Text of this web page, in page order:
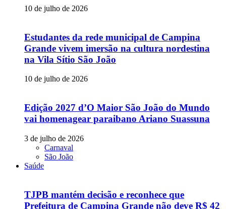
10 de julho de 2026
Estudantes da rede municipal de Campina
Grande vivem imersão na cultura nordestina
na Vila Sítio São João
10 de julho de 2026
Edição 2027 d’O Maior São João do Mundo
vai homenagear paraibano Ariano Suassuna
3 de julho de 2026
Carnaval
São João
Saúde
TJPB mantém decisão e reconhece que
Prefeitura de Campina Grande não deve R$ 42